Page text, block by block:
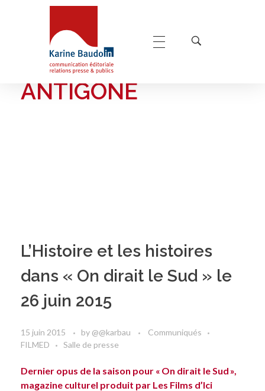
Karine Baudoin Relations Presse Montpellier
Antigone
POSTS TAGGED:
ANTIGONE
L’Histoire et les histoires
dans « On dirait le Sud » le
26 juin 2015
15 juin 2015 by @@karbau
Communiqués
FILMED
Salle de presse
Dernier opus de la saison pour « On dirait le Sud »,
magazine culturel produit par Les Films d’Ici